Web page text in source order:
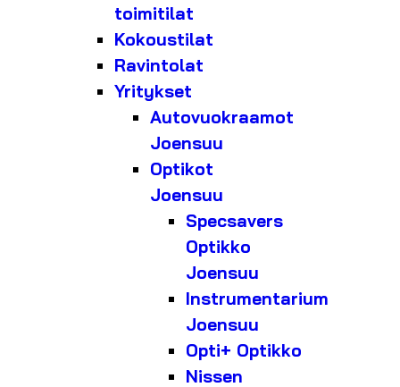
toimitilat
Kokoustilat
Ravintolat
Yritykset
Autovuokraamot
Joensuu
Optikot
Joensuu
Specsavers
Optikko
Joensuu
Instrumentarium
Joensuu
Opti+ Optikko
Nissen